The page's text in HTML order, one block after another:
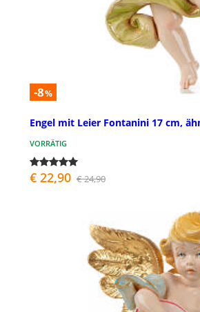
-8%
Engel mit Leier Fontanini 17 cm,
VORRÄTIG
€ 22,90 € 24,90